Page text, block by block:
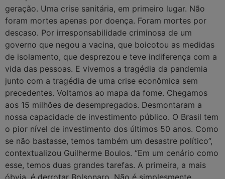
geração. Uma crise sanitária, em primeiro lugar. Não
foram mortes apenas por doença. Foram mortes por
descaso. Por irresponsabilidade criminosa de um
governo que negou a vacina, que boicotou as medidas
de isolamento, que desprezou e teve indiferença com a
vida das pessoas. E vivemos a tragédia da pandemia
junto com a tragédia de uma crise econômica sem
precedentes. Voltamos ao mapa da fome. Chegamos
aos 15 milhões de desempregados. Desmontaram a
nossa capacidade de investimento público. O Brasil tem
o pior nível de investimento dos últimos 50 anos. Como
se não bastasse, temos também um desastre político”,
contextualizou Guilherme Boulos. “Em um cenário como
esse, temos duas grandes tarefas. A primeira, a mais